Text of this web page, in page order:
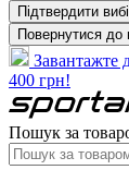
Підтвердити
Повернутися до
Завантажте
400 грн!
Пошук за